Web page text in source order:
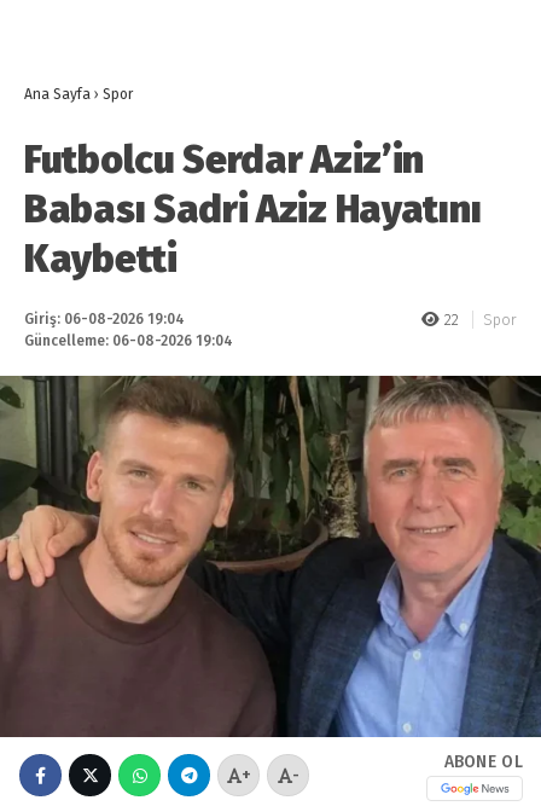
Ana Sayfa › Spor
Futbolcu Serdar Aziz’in
Babası Sadri Aziz Hayatını
Kaybetti
Giriş: 06-08-2026 19:04
Güncelleme: 06-08-2026 19:04
22 Spor
+ -
ABONE OL